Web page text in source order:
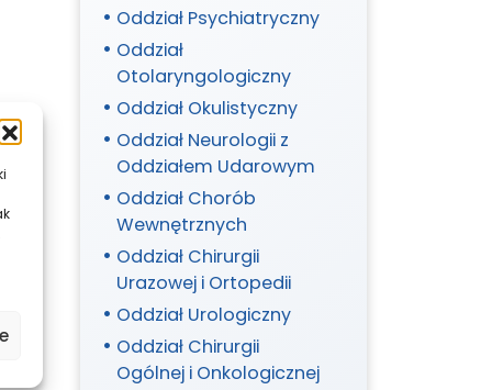
Oddział Psychiatryczny
Oddział
Otolaryngologiczny
Oddział Okulistyczny
Oddział Neurologii z
Oddziałem Udarowym
Oddział Chorób
Wewnętrznych
Oddział Chirurgii
Urazowej i Ortopedii
Oddział Urologiczny
Oddział Chirurgii
Ogólnej i Onkologicznej